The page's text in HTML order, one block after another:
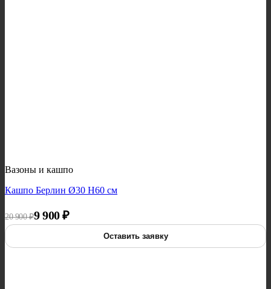
Вазоны и кашпо
Кашпо Берлин Ø30 H60 см
20 900₽
Первоначальная цена составляла 20 900 ₽.
9 900₽
Текущая цена: 9 900 ₽.
Оставить заявку